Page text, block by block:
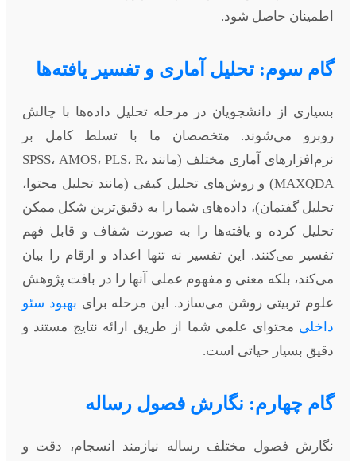
اطمینان حاصل شود.
گام سوم: تحلیل آماری و تفسیر یافته‌ها
بسیاری از دانشجویان در مرحله تحلیل داده‌ها با چالش
روبرو می‌شوند. متخصصان ما با تسلط کامل بر
نرم‌افزارهای آماری مختلف (مانند SPSS، AMOS، PLS، R،
MAXQDA) و روش‌های تحلیل کیفی (مانند تحلیل محتوا،
تحلیل گفتمان)، داده‌های شما را به دقیق‌ترین شکل ممکن
تحلیل کرده و یافته‌ها را به صورت شفاف و قابل فهم
تفسیر می‌کنند. این تفسیر نه تنها اعداد و ارقام را بیان
می‌کند، بلکه معنی و مفهوم عملی آنها را در بافت پژوهش
علوم تربیتی روشن می‌سازد. این مرحله برای بهبود سئو
داخلی محتوای علمی شما از طریق ارائه نتایج مستند و
دقیق بسیار حیاتی است.
گام چهارم: نگارش فصول رساله
نگارش فصول مختلف رساله نیازمند انسجام، دقت و